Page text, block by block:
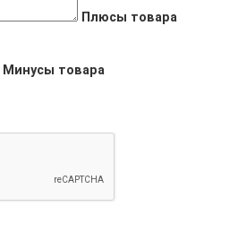
Плюсы товара
Минусы товара